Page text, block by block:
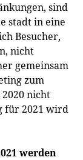
sind
stadt in eine
Besucher,
nicht
gemeinsam
zum
nicht
für 2021 wird
werden